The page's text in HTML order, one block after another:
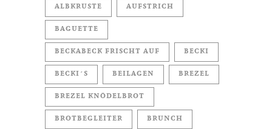
ALBKRUSTE AUFSTRICH
BAGUETTE
BECKABECK FRISCHT AUF BECKI
BECKI´S BEILAGEN BREZEL
BREZEL KNÖDELBROT
BROTBEGLEITER BRUNCH